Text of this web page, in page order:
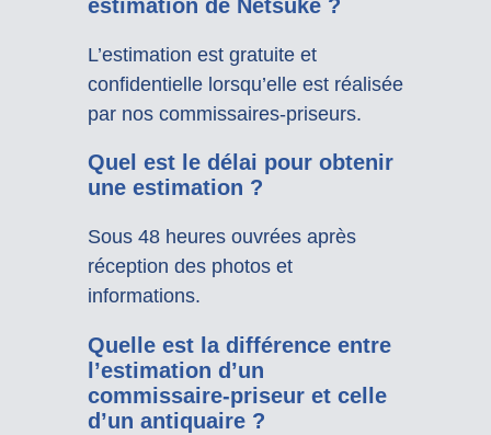
estimation de Netsuke ?
L’estimation est gratuite et
confidentielle lorsqu’elle est réalisée
par nos commissaires-priseurs.
Quel est le délai pour obtenir
une estimation ?
Sous 48 heures ouvrées après
réception des photos et
informations.
Quelle est la différence entre
l’estimation d’un
commissaire-priseur et celle
d’un antiquaire ?